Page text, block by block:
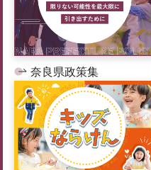
奈良県政策集